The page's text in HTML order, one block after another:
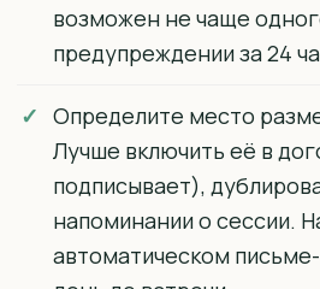
возможен не чаще
предупреждении за 24
Определите место
Лучше включить её в
подписывает),
напоминании о сессии.
автоматическом